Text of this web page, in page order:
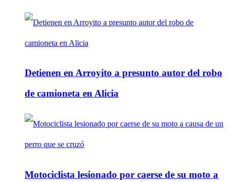
Detienen en Arroyito a presunto autor del robo
de camioneta en Alicia
Motociclista lesionado por caerse de su moto a